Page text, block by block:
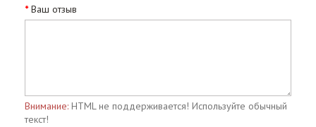
Ваш отзыв
Внимание: HTML не поддерживается! Используйте обычный
текст!